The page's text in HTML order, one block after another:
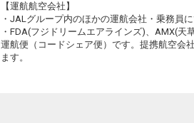
【運航航空会社】
・JALグループ内のほかの運航会社・乗務員
・FDA(フジドリームエアラインズ)、AMX(
運航便（コードシェア便）です。提携航空会
ます。